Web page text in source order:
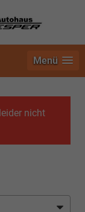
Menü
nicht